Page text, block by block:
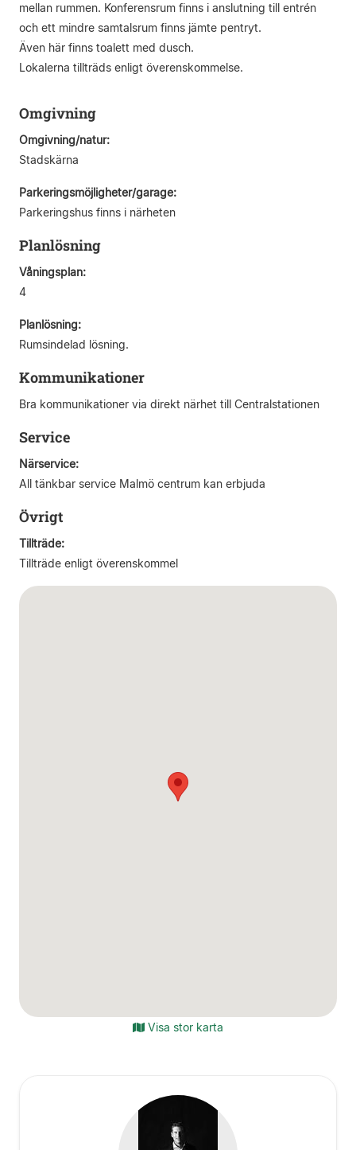
mellan rummen. Konferensrum finns i anslutning till entrén
och ett mindre samtalsrum finns jämte pentryt.
Även här finns toalett med dusch.
Lokalerna tillträds enligt överenskommelse.
Omgivning
Omgivning/natur:
Stadskärna
Parkeringsmöjligheter/garage:
Parkeringshus finns i närheten
Planlösning
Våningsplan:
4
Planlösning:
Rumsindelad lösning.
Kommunikationer
Bra kommunikationer via direkt närhet till Centralstationen
Service
Närservice:
All tänkbar service Malmö centrum kan erbjuda
Övrigt
Tillträde:
Tillträde enligt överenskommel
Visa stor karta